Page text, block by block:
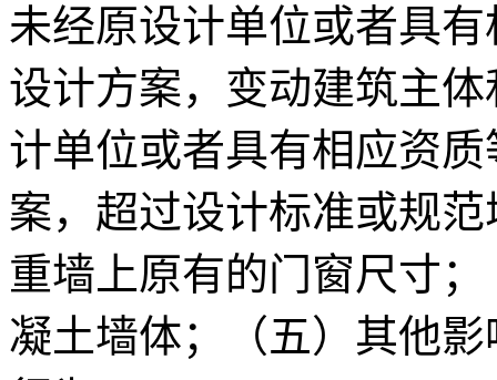
未经原设计单位或者具
设计方案，变动建筑主
计单位或者具有相应资
案，超过设计标准或规
重墙上原有的门窗尺寸
凝土墙体；（五）其他